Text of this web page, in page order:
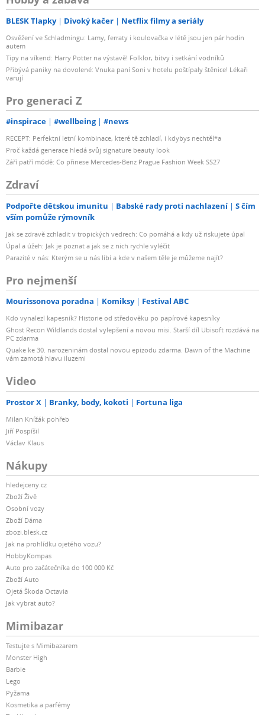
BLESK Tlapky Divoký kačer Netflix filmy a seriály
Osvěžení ve Schladmingu: Lamy, ferraty i koulovačka v létě jsou jen pár hodin
autem
Tipy na víkend: Harry Potter na výstavě! Folklor, bitvy i setkání vodníků
Přibývá paniky na dovolené: Vnuka paní Soni v hotelu poštípaly štěnice! Lékaři
varují
Pro generaci Z
#inspirace #wellbeing #news
RECEPT: Perfektní letní kombinace, které tě zchladí, i kdybys nechtěl*a
Proč každá generace hledá svůj signature beauty look
Září patří módě: Co přinese Mercedes-Benz Prague Fashion Week SS27
Zdraví
Podpořte dětskou imunitu Babské rady proti nachlazení
S čím
vším pomůže rýmovník
Jak se zdravě zchladit v tropických vedrech: Co pomáhá a kdy už riskujete úpal
Úpal a úžeh: Jak je poznat a jak se z nich rychle vyléčit
Parazité v nás: Kterým se u nás líbí a kde v našem těle je můžeme najít?
Pro nejmenší
Mourissonova poradna Komiksy Festival ABC
Kdo vynalezl kapesník? Historie od středověku po papírové kapesníky
Ghost Recon Wildlands dostal vylepšení a novou misi. Starší díl Ubisoft rozdává na
PC zdarma
Quake ke 30. narozeninám dostal novou epizodu zdarma. Dawn of the Machine
vám zamotá hlavu iluzemi
Video
Prostor X Branky, body, kokoti Fortuna liga
Milan Knížák pohřeb
Jiří Pospíšil
Václav Klaus
Nákupy
hledejceny.cz
Zboží Živě
Osobní vozy
Zboží Dáma
zbozi.blesk.cz
Jak na prohlídku ojetého vozu?
HobbyKompas
Auto pro začátečníka do 100 000 Kč
Zboží Auto
Ojetá Škoda Octavia
Jak vybrat auto?
Mimibazar
Testujte s Mimibazarem
Monster High
Barbie
Lego
Pyžama
Kosmetika a parfémy